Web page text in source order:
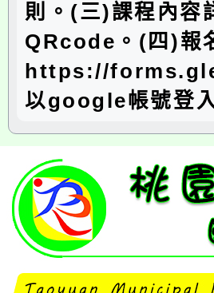
則。(三)課程內容
QRcode。(四)報
https://
以google帳號登